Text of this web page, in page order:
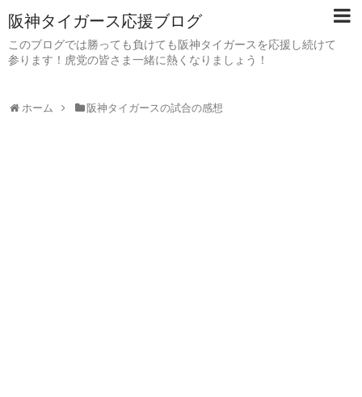
阪神タイガース応援ブログ
このブログでは勝っても負けても阪神タイガースを応援し続けて
参ります！虎党の皆さま一緒に熱くなりましょう！
ホーム 阪神タイガースの試合の感想